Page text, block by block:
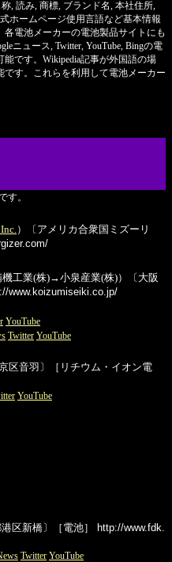
, 読み, 商標, ブランド名, 本社住所,
ホームページ使用言語など基本情報
電池メーカーの電池製品サイトにも
ニュース, Twitter, YouTube, Bingの電
です。Wikipedia記事が外国語の場
す。これらを利用して電池メーカー
す。
）〔アメリカ合衆国ミズーリ
機工業(株)→小泉産業(株)）〔大阪
www.koizumiseiki.co.jp/
YouTube
Twitter YouTube
区音羽〕［リチウム・イオン電
YouTube
区新橋〕［電池］
http://www.fdk.
Twitter YouTube